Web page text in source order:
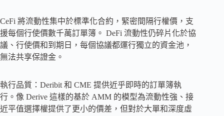
CeFi 將流動性集中於標準化合約，緊密間隔行權價，支
援每個行使價數千萬訂單簿。 DeFi 流動性仍碎片化於協
議、行使價和到期日，每個協議都運行獨立的資金池，
無法共享保證金。
執行品質：Deribit 和 CME 提供近乎即時的訂單簿執
行。像 Derive 這樣的基於 AMM 的模型為流動性強、接
近平值選擇權提供了更小的價差，但對於大單和深度虛